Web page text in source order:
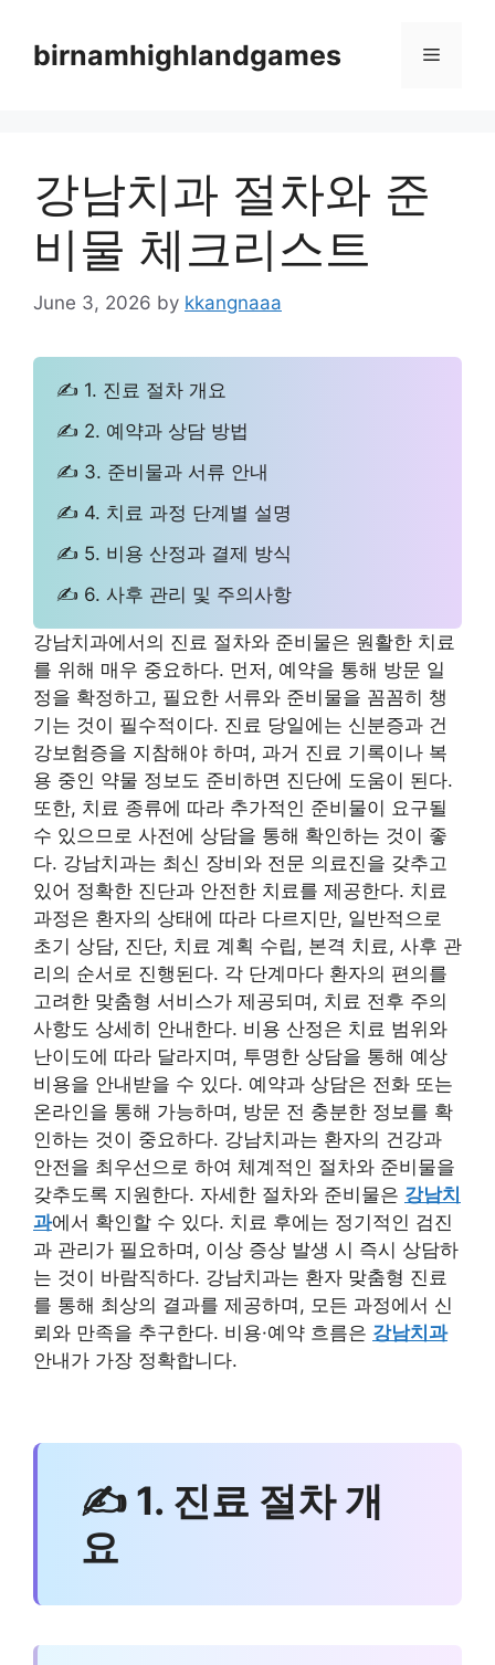
contentbirnamhighlandgames Menu
강남치과 절차와 준
비물 체크리스트
June 3, 2026 by kkangnaaa
✍ 1. 진료 절차 개요
✍ 2. 예약과 상담 방법
✍ 3. 준비물과 서류 안내
✍ 4. 치료 과정 단계별 설명
✍ 5. 비용 산정과 결제 방식
✍ 6. 사후 관리 및 주의사항
강남치과에서의 진료 절차와 준비물은 원활한 치료
를 위해 매우 중요하다. 먼저, 예약을 통해 방문 일
정을 확정하고, 필요한 서류와 준비물을 꼼꼼히 챙
기는 것이 필수적이다. 진료 당일에는 신분증과 건
강보험증을 지참해야 하며, 과거 진료 기록이나 복
용 중인 약물 정보도 준비하면 진단에 도움이 된다.
또한, 치료 종류에 따라 추가적인 준비물이 요구될
수 있으므로 사전에 상담을 통해 확인하는 것이 좋
다. 강남치과는 최신 장비와 전문 의료진을 갖추고
있어 정확한 진단과 안전한 치료를 제공한다. 치료
과정은 환자의 상태에 따라 다르지만, 일반적으로
초기 상담, 진단, 치료 계획 수립, 본격 치료, 사후 관
리의 순서로 진행된다. 각 단계마다 환자의 편의를
고려한 맞춤형 서비스가 제공되며, 치료 전후 주의
사항도 상세히 안내한다. 비용 산정은 치료 범위와
난이도에 따라 달라지며, 투명한 상담을 통해 예상
비용을 안내받을 수 있다. 예약과 상담은 전화 또는
온라인을 통해 가능하며, 방문 전 충분한 정보를 확
인하는 것이 중요하다. 강남치과는 환자의 건강과
안전을 최우선으로 하여 체계적인 절차와 준비물을
갖추도록 지원한다. 자세한 절차와 준비물은 강남치
과에서 확인할 수 있다. 치료 후에는 정기적인 검진
과 관리가 필요하며, 이상 증상 발생 시 즉시 상담하
는 것이 바람직하다. 강남치과는 환자 맞춤형 진료
를 통해 최상의 결과를 제공하며, 모든 과정에서 신
뢰와 만족을 추구한다. 비용·예약 흐름은 강남치과
안내가 가장 정확합니다.
✍ 1. 진료 절차 개
요